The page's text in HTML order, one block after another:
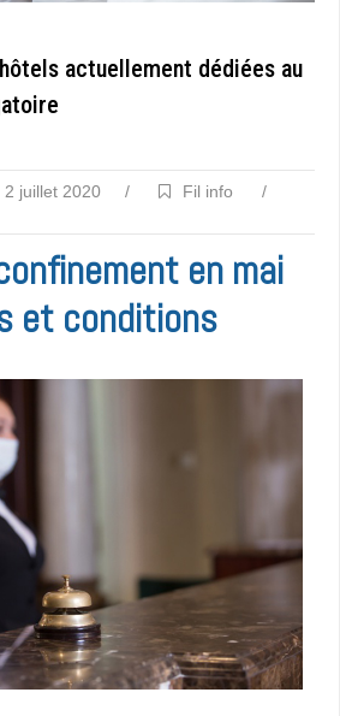
actuellement dédiées au
2 juillet 2020 / Fil info
/
en mai
et conditions